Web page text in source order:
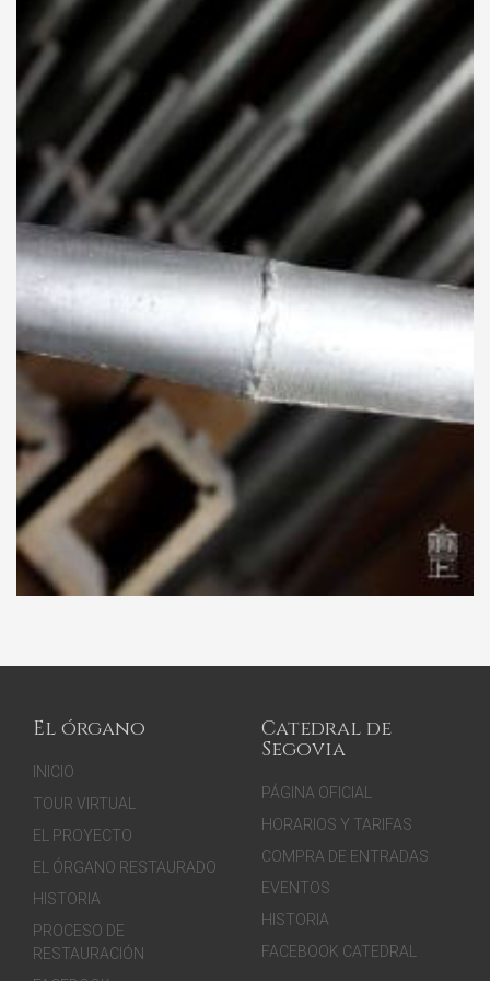
El órgano
INICIO
TOUR VIRTUAL
EL PROYECTO
EL ÓRGANO RESTAURADO
HISTORIA
PROCESO DE
RESTAURACIÓN
Catedral de
Segovia
PÁGINA OFICIAL
HORARIOS Y TARIFAS
COMPRA DE ENTRADAS
EVENTOS
HISTORIA
FACEBOOK CATEDRAL